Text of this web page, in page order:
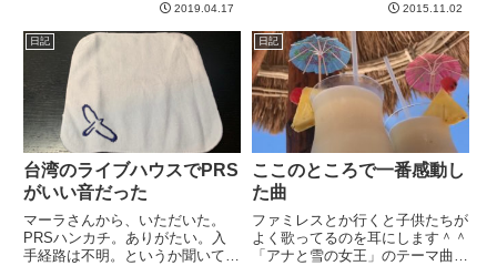
いたらきこりの斧の柄が朽ちるほ
ど時が経っていた、という中国の
故事からきてるそうです。で、転
じて、そうまで時を忘れて夢中
に...
2019.04.17 2015.11.02
日記
台湾のライブハウスでPRS
がいい音だった
マーラさんから、いただいた。
PRSハンカチ。ありがたい。入
手経路は不明。というか聞いてな
日記
ここのところで一番感動し
た曲
ファミレスとか行くと子供たちが
よく歌ってるのを耳にします＾＾
「アナと雪の女王」のテーマ曲の